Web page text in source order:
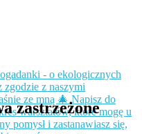
zastrzeżone